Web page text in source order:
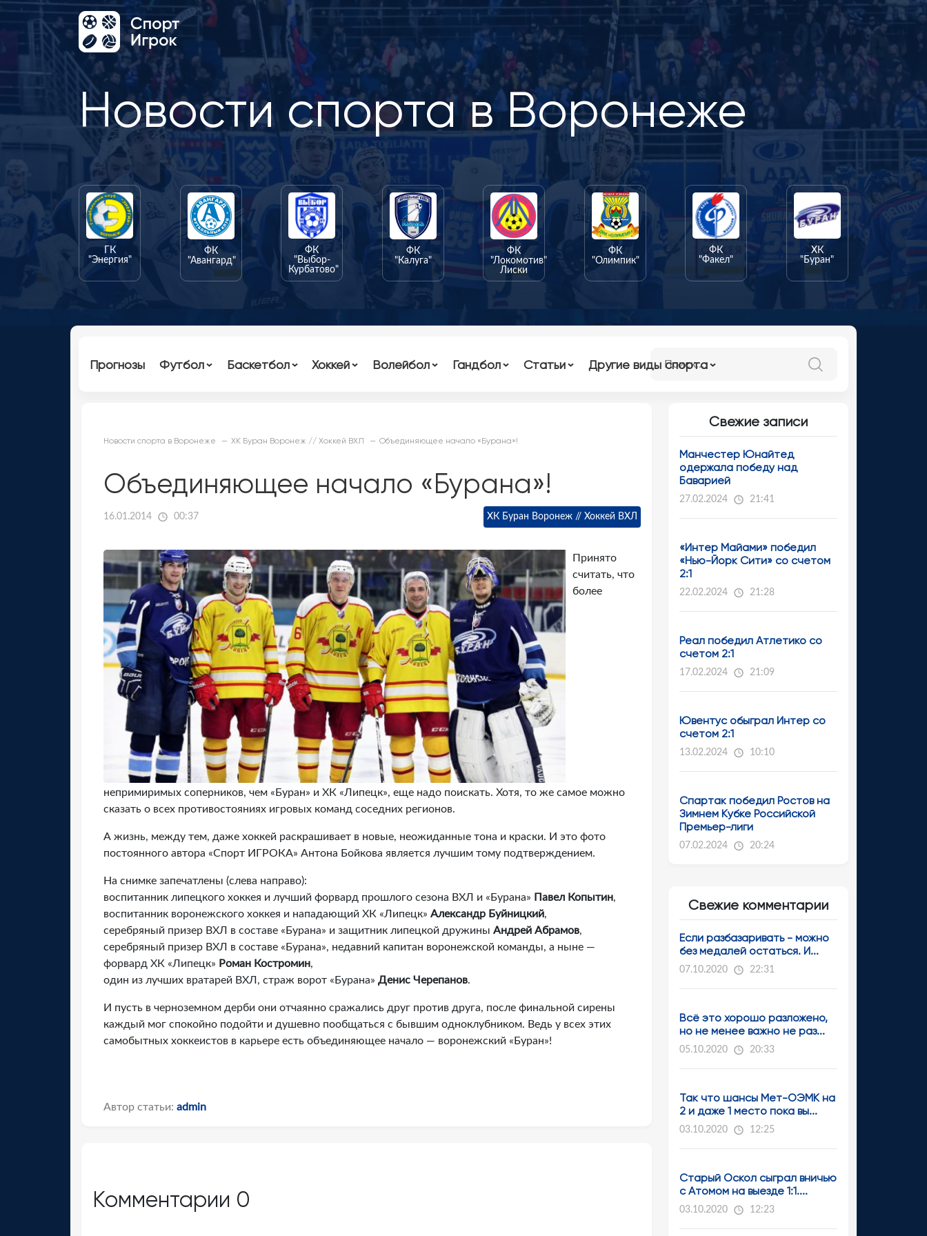
Новости спорта в Воронеже
ГК
"Энергия"
ФК
"Авангард"
ФК
"Выбор-
Курбатово"
ФК
"Калуга"
ФК
"Локомотив"
Лиски
ФК
"Олимпик"
ФК
"Факел"
ХК
"Буран"
Прогнозы Футбол Баскетбол Хоккей Волейбол Гандбол Статьи Другие виды спорта
Новости спорта в Воронеже ХК Буран Воронеж // Хоккей ВХЛ Объединяющее начало «Бурана»!
Объединяющее начало «Бурана»!
16.01.2014 00:37 ХК Буран Воронеж // Хоккей ВХЛ
Принято
считать, что
более
непримиримых соперников, чем «Буран» и ХК «Липецк», еще надо поискать. Хотя, то же самое можно
сказать о всех противостояниях игровых команд соседних регионов.
А жизнь, между тем, даже хоккей раскрашивает в новые, неожиданные тона и краски. И это фото
постоянного автора «Спорт ИГРОКА» Антона Бойкова является лучшим тому подтверждением.
На снимке запечатлены (слева направо):
воспитанник липецкого хоккея и лучший форвард прошлого сезона ВХЛ и «Бурана» Павел Копытин,
воспитанник воронежского хоккея и нападающий ХК «Липецк» Александр Буйницкий,
серебряный призер ВХЛ в составе «Бурана» и защитник липецкой дружины Андрей Абрамов,
серебряный призер ВХЛ в составе «Бурана», недавний капитан воронежской команды, а ныне —
форвард ХК «Липецк» Роман Костромин,
один из лучших вратарей ВХЛ, страж ворот «Бурана» Денис Черепанов.
И пусть в черноземном дерби они отчаянно сражались друг против друга, после финальной сирены
каждый мог спокойно подойти и душевно пообщаться с бывшим одноклубником. Ведь у всех этих
самобытных хоккеистов в карьере есть объединяющее начало — воронежский «Буран»!
Автор статьи: admin
Комментарии 0
Свежие записи
Манчестер Юнайтед
одержала победу над
Баварией
27.02.2024 21:41
«Интер Майами» победил
«Нью-Йорк Сити» со счетом
2:1
22.02.2024 21:28
Реал победил Атлетико со
счетом 2:1
17.02.2024 21:09
Ювентус обыграл Интер со
счетом 2:1
13.02.2024 10:10
Спартак победил Ростов на
Зимнем Кубке Российской
Премьер-лиги
07.02.2024 20:24
Свежие комментарии
Если разбазаривать - можно
без медалей остаться. И...
07.10.2020 22:31
Всё это хорошо разложено,
но не менее важно не раз...
05.10.2020 20:33
Так что шансы Мет-ОЭМК на
2 и даже 1 место пока вы...
03.10.2020 12:25
Старый Оскол сыграл вничью
с Атомом на выезде 1:1....
03.10.2020 12:23